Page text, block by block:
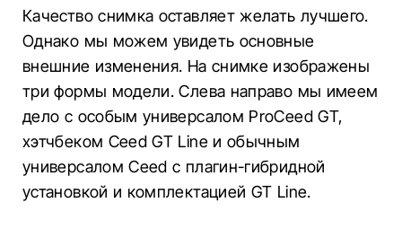
Качество снимка оставляет желать лучшего.
Однако мы можем увидеть основные
внешние изменения. На снимке изображены
три формы модели. Слева направо мы имеем
дело с особым универсалом ProCeed GT,
хэтчбеком Ceed GT Line и обычным
универсалом Ceed с плагин-гибридной
установкой и комплектацией GT Line.